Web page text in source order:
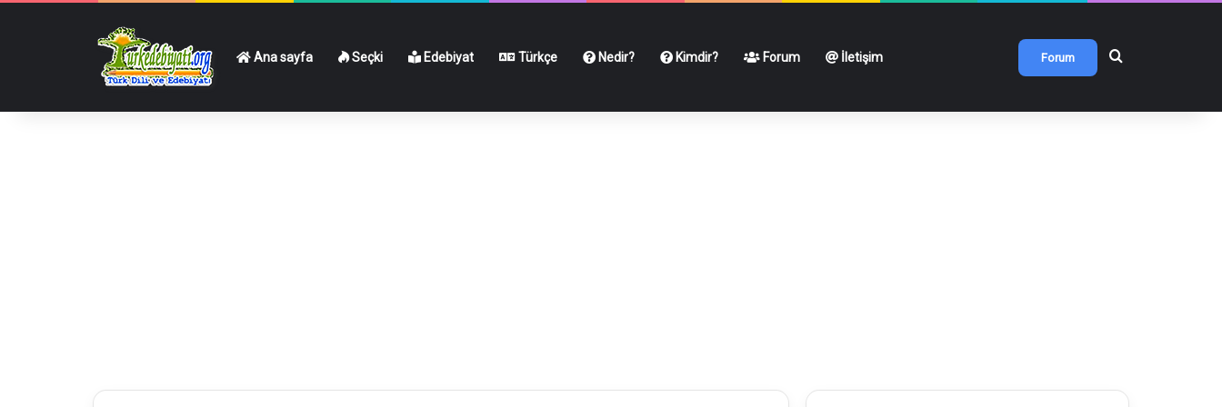
Ana sayfa Seçki Edebiyat Türkçe Nedir? Kimdir? Forum İletişim Forum Arama yap ...